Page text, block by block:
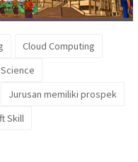
Cloud Computing
Jurusan memiliki prospek
Skill